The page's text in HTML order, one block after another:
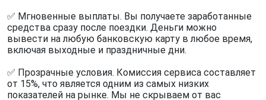
✅ Мгновенные выплаты. Вы получаете заработанные
средства сразу после поездки. Деньги можно
вывести на любую банковскую карту в любое время,
включая выходные и праздничные дни.
✅ Прозрачные условия. Комиссия сервиса составляет
от 15%, что является одним из самых низких
показателей на рынке. Мы не скрываем от вас